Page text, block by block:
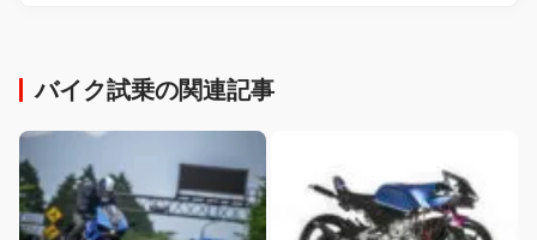
バイク試乗の関連記事